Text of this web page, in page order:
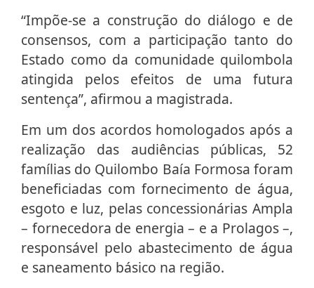
“Impõe-se a construção do diálogo e de
consensos, com a participação tanto do
Estado como da comunidade quilombola
atingida pelos efeitos de uma futura
sentença”, afirmou a magistrada.
Em um dos acordos homologados após a
realização das audiências públicas, 52
famílias do Quilombo Baía Formosa foram
beneficiadas com fornecimento de água,
esgoto e luz, pelas concessionárias Ampla
– fornecedora de energia – e a Prolagos –,
responsável pelo abastecimento de água
e saneamento básico na região.